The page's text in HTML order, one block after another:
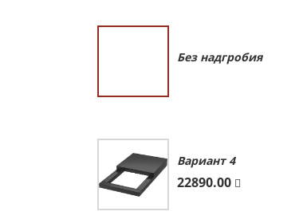
Без надгробия
Вариант 4
22890.00